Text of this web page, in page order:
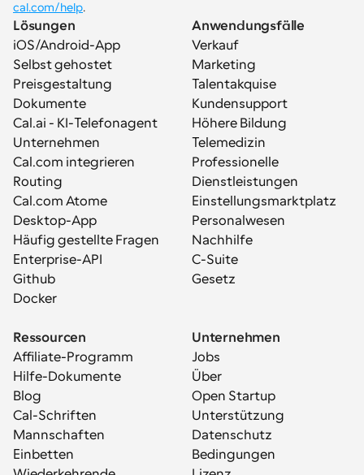
cal.com/help.
Lösungen
iOS/Android-App
Selbst gehostet
Preisgestaltung
Dokumente
Cal.ai - KI-Telefonagent
Unternehmen
Cal.com integrieren
Routing
Cal.com Atome
Desktop-App
Häufig gestellte Fragen
Enterprise-API
Github
Docker
Anwendungsfälle
Verkauf
Marketing
Talentakquise
Kundensupport
Höhere Bildung
Telemedizin
Professionelle
Dienstleistungen
Einstellungsmarktplatz
Personalwesen
Nachhilfe
C-Suite
Gesetz
Ressourcen
Affiliate-Programm
Hilfe-Dokumente
Blog
Cal-Schriften
Mannschaften
Einbetten
Unternehmen
Jobs
Über
Open Startup
Unterstützung
Datenschutz
Bedingungen